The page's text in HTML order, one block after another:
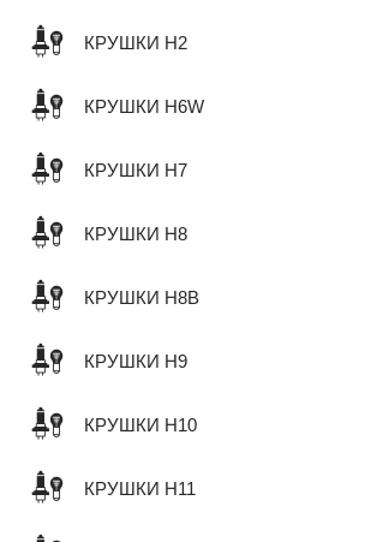
КРУШКИ H2
КРУШКИ H6W
КРУШКИ H7
КРУШКИ H8
КРУШКИ H8B
КРУШКИ H9
КРУШКИ H10
КРУШКИ H11